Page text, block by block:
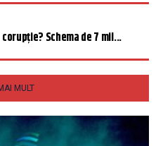
Schema de 7 mil...
MULT